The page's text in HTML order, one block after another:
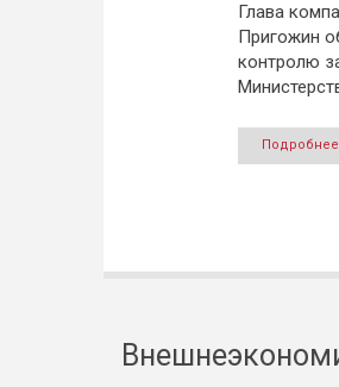
Глава
Пригожин
контролю
Подробнее